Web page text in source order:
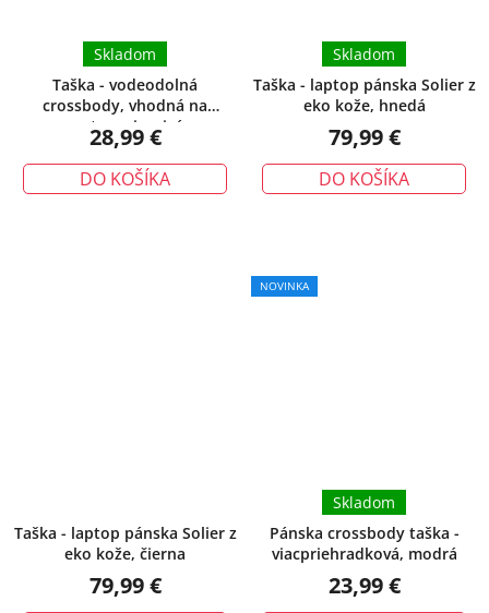
Taška - vodeodolná
crossbody, vhodná na
cestovanie, sivá
Skladom
28,99 €
DO KOŠÍKA
Taška - laptop pánska Solier z
eko kože, hnedá
Skladom
79,99 €
DO KOŠÍKA
Taška - laptop pánska Solier z
eko kože, čierna
79,99 €
NOVINKA
Pánska crossbody taška -
viacpriehradková, modrá
Skladom
23,99 €